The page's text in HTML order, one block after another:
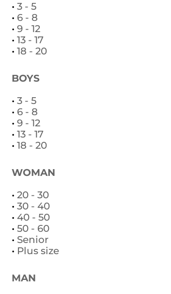
•3 - 5
• 6 - 8
•9 - 12
•13 - 17
•18 - 20
BOYS
•3 - 5
• 6 - 8
•9 - 12
•13 - 17
•18 - 20
WOMAN
•20 - 30
•30 - 40
•40 - 50
•50 - 60
• Senior
• Plus size
MAN